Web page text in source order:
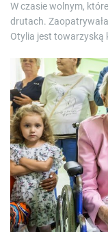
W czasie wolnym,
drutach.
Otylia jest towarzyską